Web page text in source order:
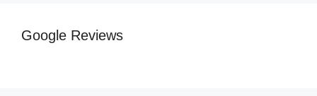
Google Reviews